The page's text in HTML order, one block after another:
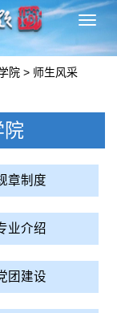
切
换
院 > 师生风采
院
章制度
业介绍
团建设